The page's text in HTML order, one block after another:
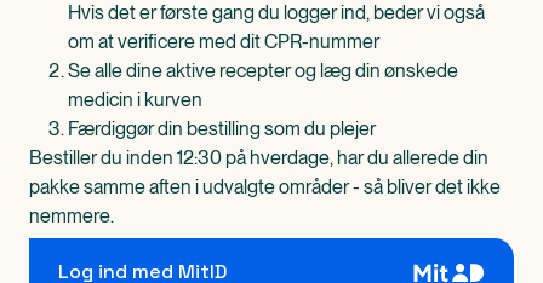
Hvis det er første gang du logger ind, beder vi også
om at verificere med dit CPR-nummer
Se alle dine aktive recepter og læg din ønskede
medicin i kurven
Færdiggør din bestilling som du plejer
Bestiller du inden 12:30 på hverdage, har du allerede din
pakke samme aften i udvalgte områder - så bliver det ikke
nemmere.
Log ind med MitID